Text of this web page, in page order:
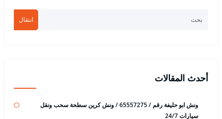
انتقال
أحدث المقالات
ونش ابو حليفة رقم / 65557275 / ونش كرين سطحة سحب ونقل
سيارات 24/7